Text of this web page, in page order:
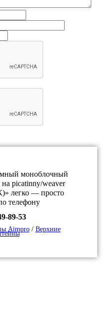
моноблочный
picatinny/weaver
легко — просто
телефону
89-53
Aimpro/ Верхние